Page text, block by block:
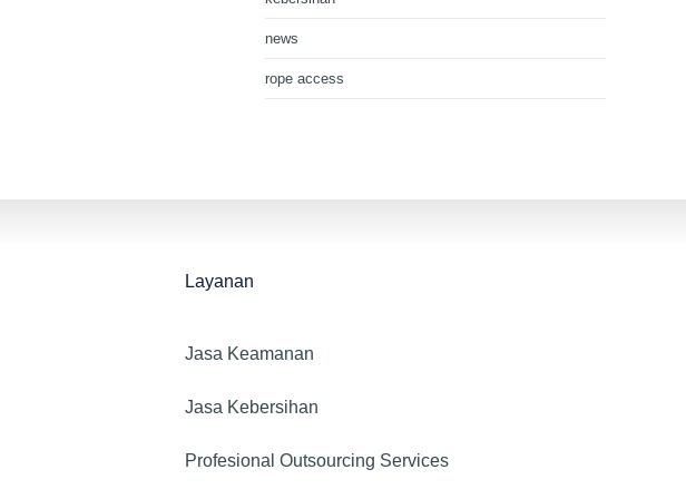
news
rope access
Layanan
Jasa Keamanan​
Jasa Kebersihan
Profesional Outsourcing Services